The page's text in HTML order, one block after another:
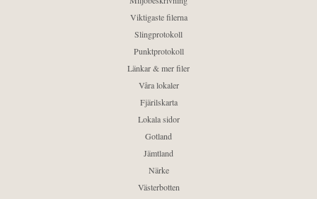
Viktigaste filerna
Slingprotokoll
Punktprotokoll
Länkar & mer filer
Våra lokaler
Fjärilskarta
Lokala sidor
Gotland
Jämtland
Närke
Västerbotten